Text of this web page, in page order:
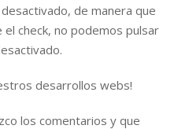
de manera que
check, no podemos pulsar
desarrollos webs!
los comentarios y que